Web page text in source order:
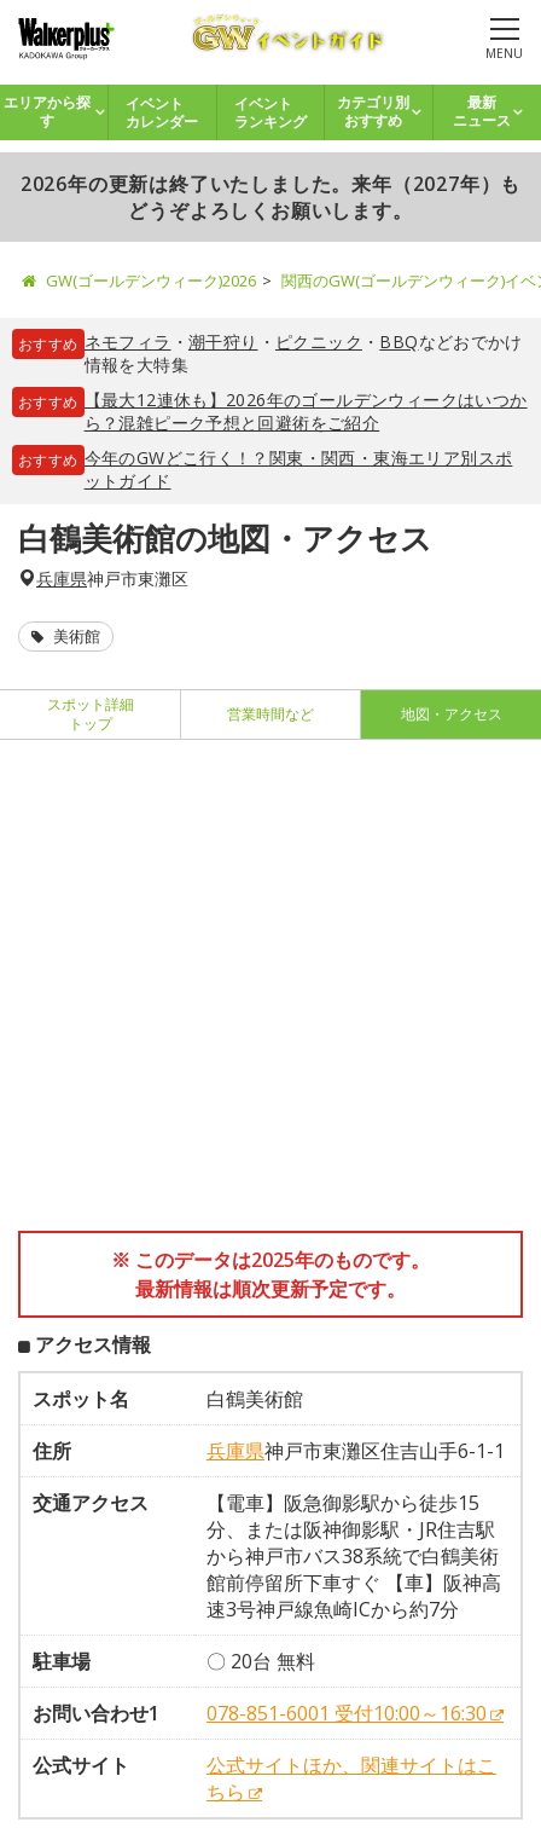
MENU
エリアから探
す
イベント
カレンダー
イベント
ランキング
カテゴリ別
おすすめ
最新
ニュース
2026年の更新は終了いたしました。来年（2027年）も
どうぞよろしくお願いします。
GW(ゴールデンウィーク)2026 関西のGW(ゴールデンウィーク)イ
おすすめ ネモフィラ ・ 潮干狩り ・ ピクニック ・ BBQなどおでかけ
情報を大特集
おすすめ
【最大12連休も】2026年のゴールデンウィークはいつか
ら？混雑ピーク予想と回避術をご紹介
おすすめ 今年のGWどこ行く！？関東・関西・東海エリア別スポ
ットガイド
白鶴美術館の地図・アクセス
兵庫県神戸市東灘区
美術館
スポット詳細
トップ
営業時間など 地図・アクセス
※ このデータは2025年のものです。
最新情報は順次更新予定です。
アクセス情報
スポット名
白鶴美術館
住所
兵庫県神戸市東灘区住吉山手6-1-1
交通アクセス
【電車】阪急御影駅から徒歩15
分、または阪神御影駅・JR住吉駅
から神戸市バス38系統で白鶴美術
館前停留所下車すぐ 【車】阪神高
速3号神戸線魚崎ICから約7分
駐車場
〇 20台 無料
お問い合わせ1
078-851-6001 受付10:00～16:30
公式サイト
公式サイトほか、関連サイトはこ
ちら